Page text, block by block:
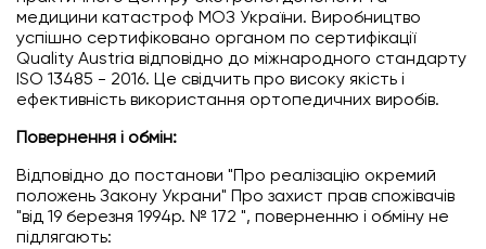
медицини катастроф МОЗ України. Виробництво
успішно сертифіковано органом по сертифікації
Quality Austria відповідно до міжнародного стандарту
ISO 13485 - 2016. Це свідчить про високу якість і
ефективність використання ортопедичних виробів.
Повернення і обмін:
Відповідно до постанови "Про реалiзацiю окремий
положень Закону Украни" Про захист прав спожівачiв
"вiд 19 березня 1994р. № 172 ", поверненню і обміну не
підлягають: